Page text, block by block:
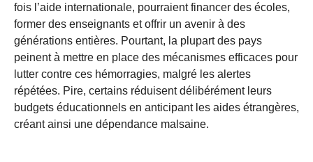
fois l’aide internationale, pourraient financer des écoles,
former des enseignants et offrir un avenir à des
générations entières. Pourtant, la plupart des pays
peinent à mettre en place des mécanismes efficaces pour
lutter contre ces hémorragies, malgré les alertes
répétées. Pire, certains réduisent délibérément leurs
budgets éducationnels en anticipant les aides étrangères,
créant ainsi une dépendance malsaine.